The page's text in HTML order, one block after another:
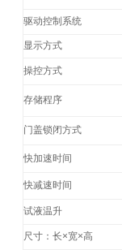
驱动控制系统
显示方式
操控方式
存储程序
门盖锁闭方式
快加速时间
快减速时间
试液温升
尺寸：长×宽×高